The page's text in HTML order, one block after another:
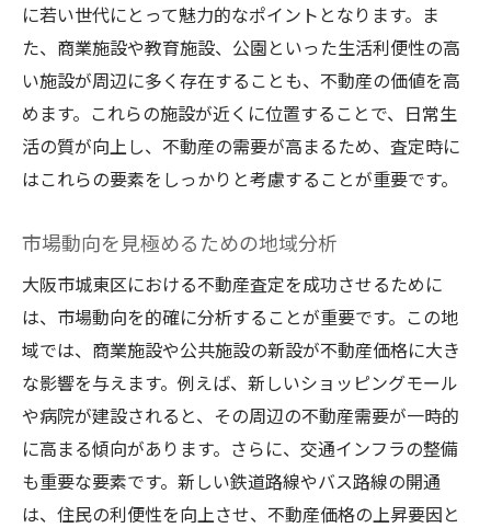
に若い世代にとって魅力的なポイントとなります。ま
た、商業施設や教育施設、公園といった生活利便性の高
い施設が周辺に多く存在することも、不動産の価値を高
めます。これらの施設が近くに位置することで、日常生
活の質が向上し、不動産の需要が高まるため、査定時に
はこれらの要素をしっかりと考慮することが重要です。
市場動向を見極めるための地域分析
大阪市城東区における不動産査定を成功させるために
は、市場動向を的確に分析することが重要です。この地
域では、商業施設や公共施設の新設が不動産価格に大き
な影響を与えます。例えば、新しいショッピングモール
や病院が建設されると、その周辺の不動産需要が一時的
に高まる傾向があります。さらに、交通インフラの整備
も重要な要素です。新しい鉄道路線やバス路線の開通
は、住民の利便性を向上させ、不動産価格の上昇要因と